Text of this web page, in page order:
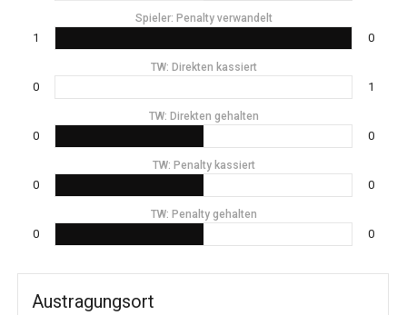
Spieler: Penalty verwandelt
1 0
TW: Direkten kassiert
0 1
TW: Direkten gehalten
0 0
TW: Penalty kassiert
0 0
TW: Penalty gehalten
0 0
Austragungsort